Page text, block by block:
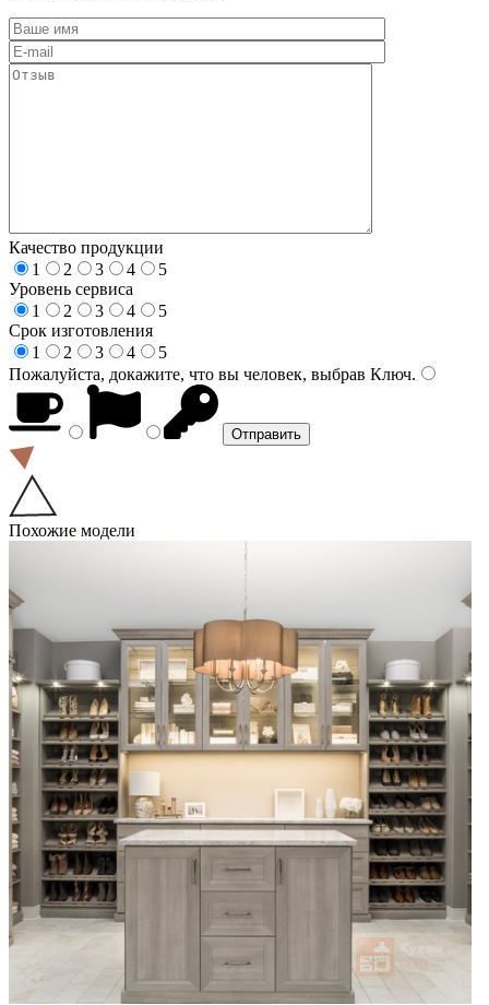
Качество продукции
1
2 3 4
5
Уровень сервиса
1
2 3 4
5
Срок изготовления
1
2 3 4
5
Пожалуйста, докажите, что вы человек, выбрав Ключ.
Похожие модели